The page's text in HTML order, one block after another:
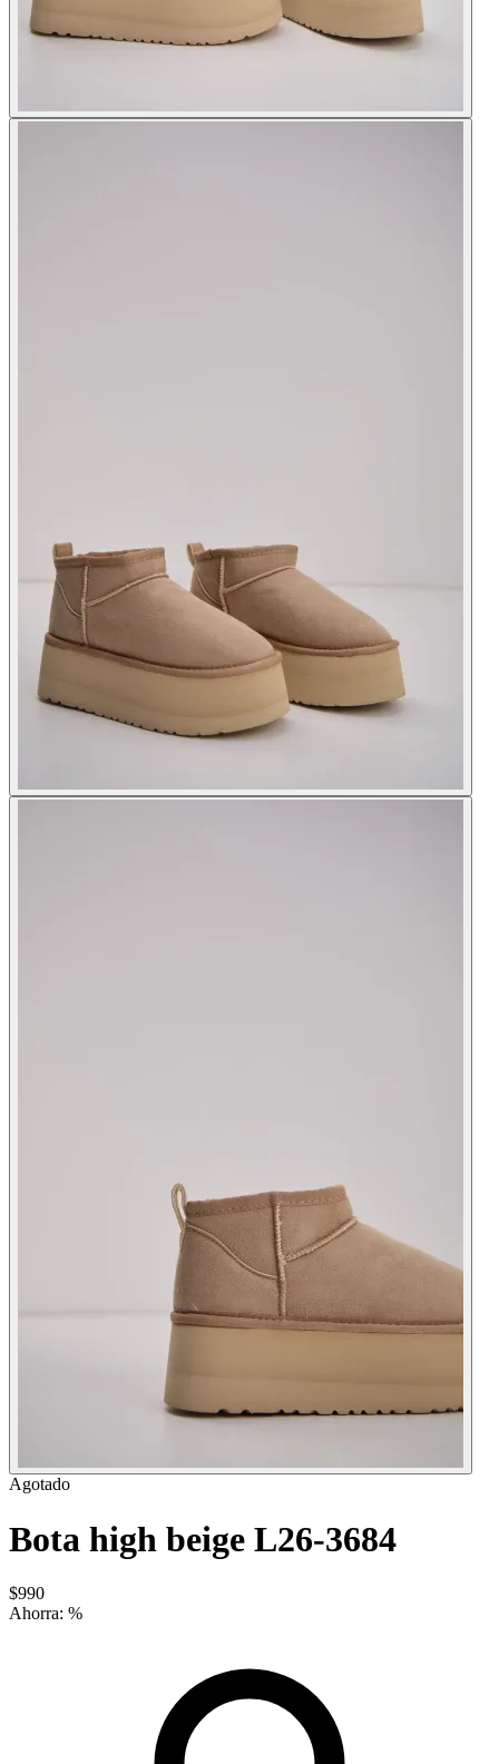
Agotado
Bota high beige L26-3684
$990
Ahorra: %